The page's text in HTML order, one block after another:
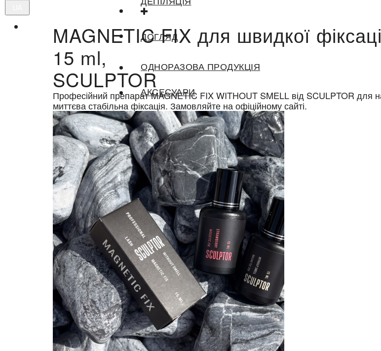
ДОГЛЯД
ОДНОРАЗОВА ПРОДУКЦІЯ
АКСЕСУАРИ
MAGNETIC FIX для швидкої
15 ml,
SCULPTOR
Професійний препарат MAGNETIC FIX WITHOUT SMELL від SCULPTOR для
миттєва стабільна фіксація. Замовляйте на офіційному сайті.